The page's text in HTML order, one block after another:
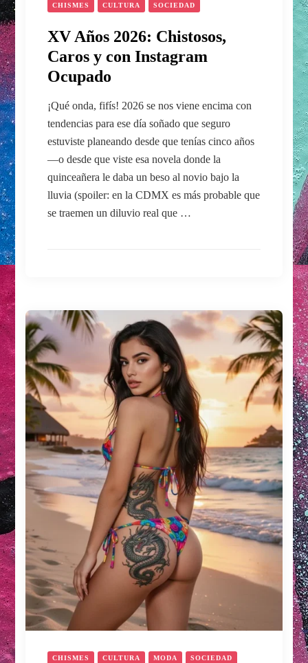
CHISMES CULTURA SOCIEDAD
XV Años 2026: Chistosos,
Caros y con Instagram
Ocupado
¡Qué onda, fifís! 2026 se nos viene encima con
tendencias para ese día soñado que seguro
estuviste planeando desde que tenías cinco años
—o desde que viste esa novela donde la
quinceañera le daba un beso al novio bajo la
lluvia (spoiler: en la CDMX es más probable que
se traemen un diluvio real que …
CHISMES CULTURA MODA SOCIEDAD